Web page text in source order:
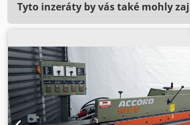
Tyto inzeráty by vás také mohly